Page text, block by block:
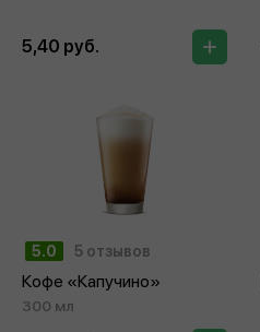
5,40 руб.
5.0 5 отзывов
Кофе «Капучино»
300 мл